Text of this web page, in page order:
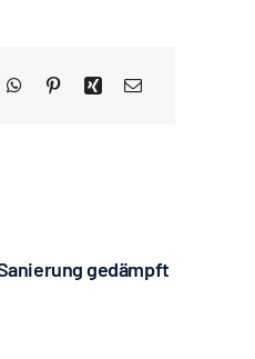
gedämpft